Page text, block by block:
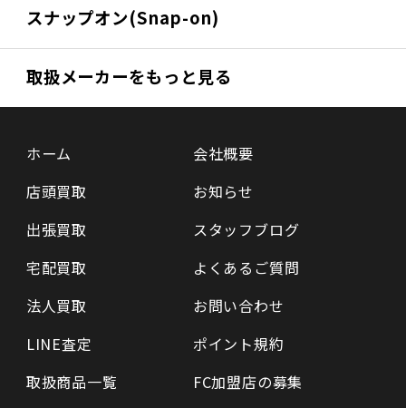
スナップオン(Snap-on)
取扱メーカーをもっと見る
ホーム
店頭買取
出張買取
宅配買取
法人買取
LINE査定
取扱商品一覧
会社概要
お知らせ
スタッフブログ
よくあるご質問
お問い合わせ
ポイント規約
FC加盟店の募集